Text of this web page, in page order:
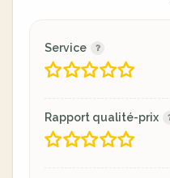
Service
Rapport qualité-prix